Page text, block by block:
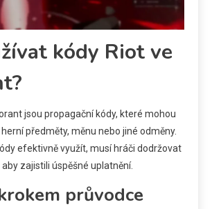
kódy Riot ve
jsou propagační kódy, které mohou
předměty, měnu nebo jiné odměny.
efektivně využít, musí hráči dodržovat
zajistili úspěšné uplatnění.
průvodce